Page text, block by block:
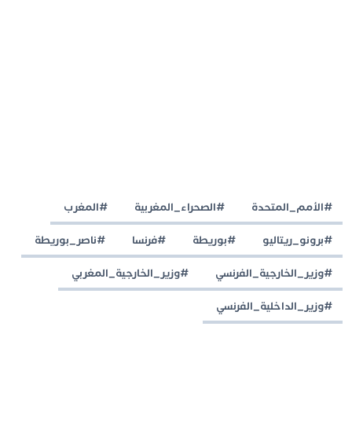
#الأمم_المتحدة #الصحراء_المغربية #المغرب
#برونو_ريتاليو #بوريطة #فرنسا #ناصر_بوريطة
#وزير_الخارجية_الفرنسي #وزير_الخارجية_المغربي
#وزير_الداخلية_الفرنسي